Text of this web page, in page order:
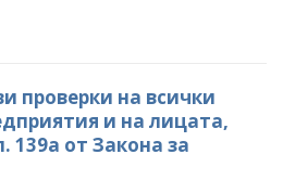
проверки на всички
и на лицата,
139а от Закона за